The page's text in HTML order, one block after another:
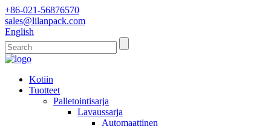
+86-021-56876570
sales@lilanpack.com
English
Kotiin
Tuotteet
Palletointisarja
Lavaussarja
Automaattinen